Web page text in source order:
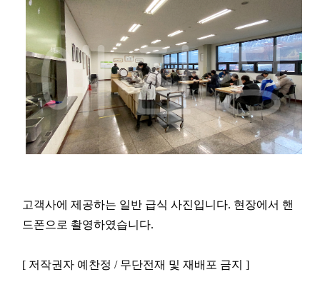
고객사에 제공하는 일반 급식 사진입니다. 현장에서 핸
드폰으로 촬영하였습니다.
[ 저작권자 예찬정 / 무단전재 및 재배포 금지 ]